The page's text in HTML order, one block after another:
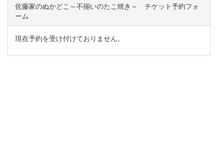
佐藤家のぬかどこ～不揃いのたこ焼き～ チケット予約フォ
ーム
現在予約を受け付けておりません。